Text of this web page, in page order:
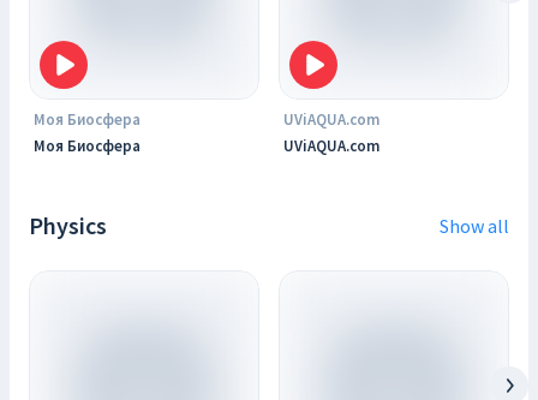
Моя Биосфера
Моя Биосфера
UViAQUA.com
UViAQUA.com
Physics Show all